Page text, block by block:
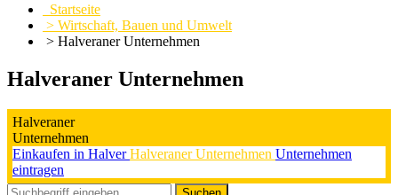
Startseite
> Wirtschaft, Bauen und Umwelt
> Halveraner Unternehmen
Halveraner Unternehmen
Halveraner
Unternehmen
Einkaufen in HalverHalveraner Unternehmen Unternehmen
eintragen